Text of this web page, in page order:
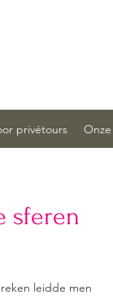
privétours
sferen
leidde men